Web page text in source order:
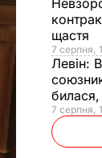
щастя
7 серпня,
Левін:
7 серпня,